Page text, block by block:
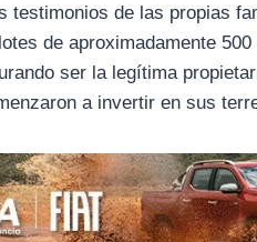
testimonios de las propias
de aproximadamente
ser la legítima
a invertir en sus